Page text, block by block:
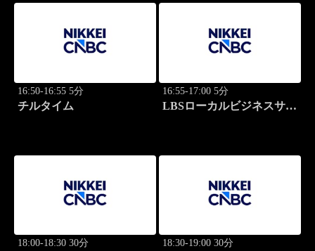
16:50-16:55 5分
チルタイム
16:55-17:00 5分
LBSローカルビジネスサテ
18:00-18:30 30分 18:30-19:00 30分